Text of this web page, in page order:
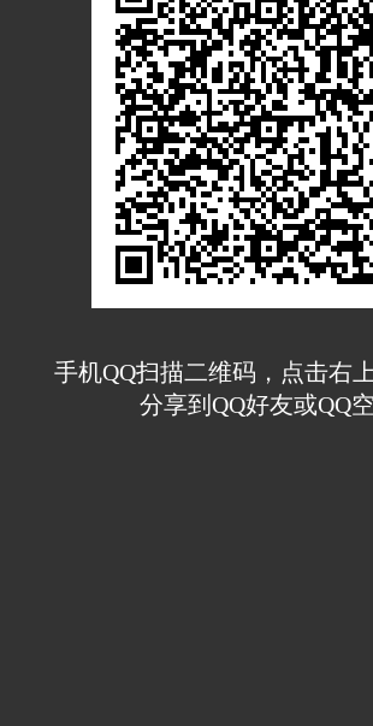
手机QQ扫描二维码，点击右上
分享到QQ好友或QQ